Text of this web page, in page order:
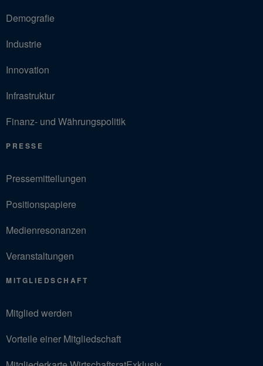
Demografie
Industrie
Innovation
Infrastruktur
Finanz- und Währungspolitik
PRESSE
Pressemitteilungen
Positionspapiere
Medienresonanzen
Veranstaltungen
MITGLIEDSCHAFT
Mitglied werden
Vorteile einer Mitgliedschaft